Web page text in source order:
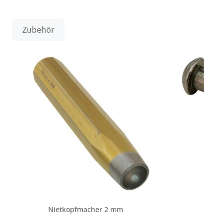
Zubehör
Produktgalerie überspringen
Nietkopfmacher 2 mm